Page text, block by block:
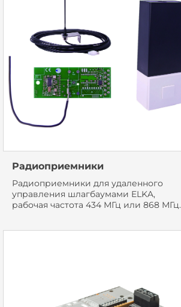
Радиоприемники
Радиоприемники для удаленного
управления шлагбаумами ELKA,
рабочая частота 434 МГц или 868 МГц.